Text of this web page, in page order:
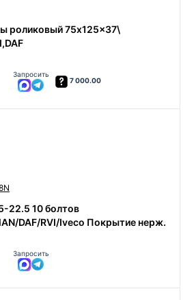
роликовый 75x125x37\
Запросить
7 000.00
22.5 10 болтов
DAF/RVI/Iveco Покрытие нерж.
Запросить